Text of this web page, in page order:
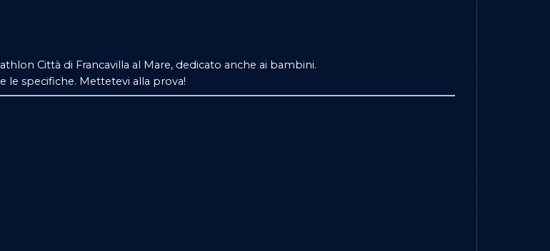
Città di Francavilla al Mare, dedicato anche ai bambini.
le specifiche. Mettetevi alla prova!